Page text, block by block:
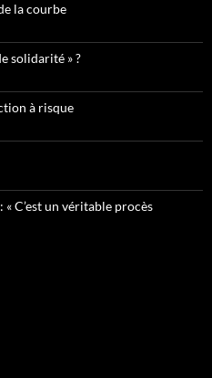
la courbe
solidarité » ?
à risque
C’est un véritable procès